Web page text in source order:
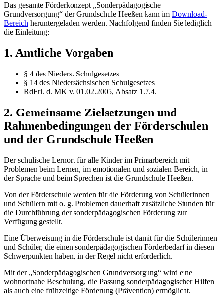
Das gesamte Förderkonzept „Sonderpädagogische
Grundversorgung“ der Grundschule Heeßen kann im Download-
Bereich heruntergeladen werden. Nachfolgend finden Sie lediglich
die Einleitung:
1. Amtliche Vorgaben
§ 4 des Nieders. Schulgesetzes
§ 14 des Niedersächsischen Schulgesetzes
RdErl. d. MK v. 01.02.2005, Absatz 1.7.4.
2. Gemeinsame Zielsetzungen und
Rahmenbedingungen der Förderschulen
und der Grundschule Heeßen
Der schulische Lernort für alle Kinder im Primarbereich mit
Problemen beim Lernen, im emotionalen und sozialen Bereich, in
der Sprache und beim Sprechen ist die Grundschule Heeßen.
Von der Förderschule werden für die Förderung von Schülerinnen
und Schülern mit o. g. Problemen dauerhaft zusätzliche Stunden für
die Durchführung der sonderpädagogischen Förderung zur
Verfügung gestellt.
Eine Überweisung in die Förderschule ist damit für die Schülerinnen
und Schüler, die einen sonderpädagogischen Förderbedarf in diesen
Schwerpunkten haben, in der Regel nicht erforderlich.
Mit der „Sonderpädagogischen Grundversorgung“ wird eine
wohnortnahe Beschulung, die Passung sonderpädagogischer Hilfen
als auch eine frühzeitige Förderung (Prävention) ermöglicht.